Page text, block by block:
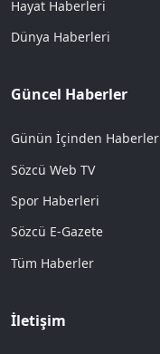
Hayat Haberleri
Dünya Haberleri
Güncel Haberler
Günün İçinden Haberler
Sözcü Web TV
Spor Haberleri
Sözcü E-Gazete
Tüm Haberler
İletişim